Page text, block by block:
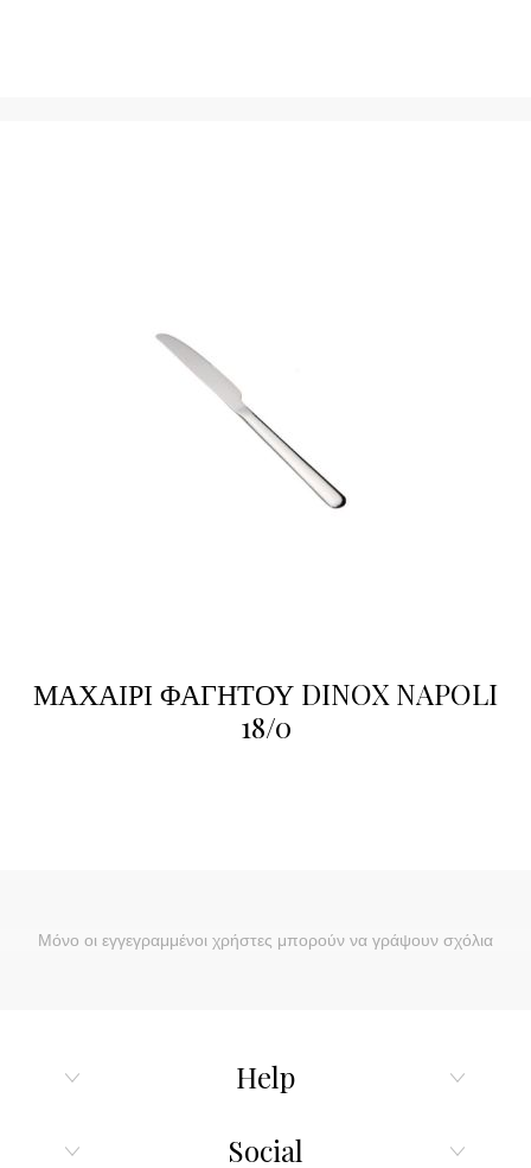
ΜΑΧΑΙΡΙ ΦΑΓΗΤΟΥ DINOX NAPOLI
18/0
Μόνο οι εγγεγραμμένοι χρήστες μπορούν να γράψουν σχόλια
Help
Social